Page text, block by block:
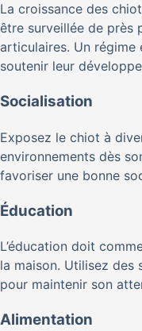
La croissance des
être surveillée de près
articulaires. Un régime
soutenir leur
Socialisation
Exposez le chiot à
environnements dès
favoriser une bonne
Éducation
L’éducation doit
la maison. Utilisez des
pour maintenir son
Alimentation